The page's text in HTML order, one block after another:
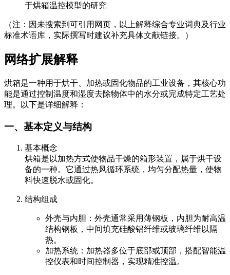
于烘箱温控模型的研究
（注：因未搜索到可引用网页，以上解释综合专业词典及行业
标准术语库，实际撰写时建议补充具体文献链接。）
网络扩展解释
烘箱是一种用于烘干、加热或固化物品的工业设备，其核心功
能是通过控制温度和湿度去除物体中的水分或完成特定工艺处
理。以下是详细解释：
一、基本定义与结构
基本概念
烘箱是以加热方式使物品干燥的箱形装置，属于烘干设
备的一种。它通过热风循环系统，均匀分配热量，使物
料快速脱水或固化。
结构组成
外壳与内胆：外壳通常采用薄钢板，内胆为耐高温
结构钢板，中间填充硅酸铝纤维或玻璃纤维以隔
热。
加热系统：加热器多位于底部或顶部，搭配智能温
控仪表和时间控制器，实现精准控温。